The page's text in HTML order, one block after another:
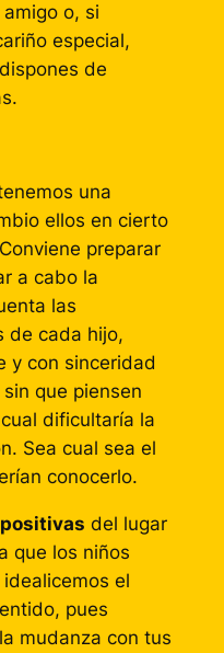
o, si
especial,
de
una
ellos en cierto
preparar
a cabo la
las
de cada hijo,
y con sinceridad
que piensen
dificultaría la
Sea cual sea el
conocerlo.
del lugar
que los niños
el
pues
mudanza con tus